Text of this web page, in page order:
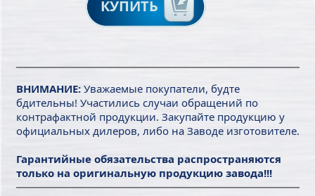
КУПИТЬ
ВНИМАНИЕ:Уважаемые покупатели, будте
бдительны! Участились случаи обращений по
контрафактной продукции. Закупайте продукцию у
официальных дилеров, либо на Заводе изготовителе.
Гарантийные обязательства распространяются
только на оригинальную продукцию завода!!!